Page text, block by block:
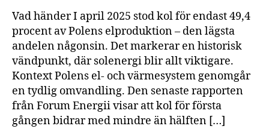
Vad händer I april 2025 stod kol för endast 49,4
procent av Polens elproduktion – den lägsta
andelen någonsin. Det markerar en historisk
vändpunkt, där solenergi blir allt viktigare.
Kontext Polens el- och värmesystem genomgår
en tydlig omvandling. Den senaste rapporten
från Forum Energii visar att kol för första
gången bidrar med mindre än hälften […]